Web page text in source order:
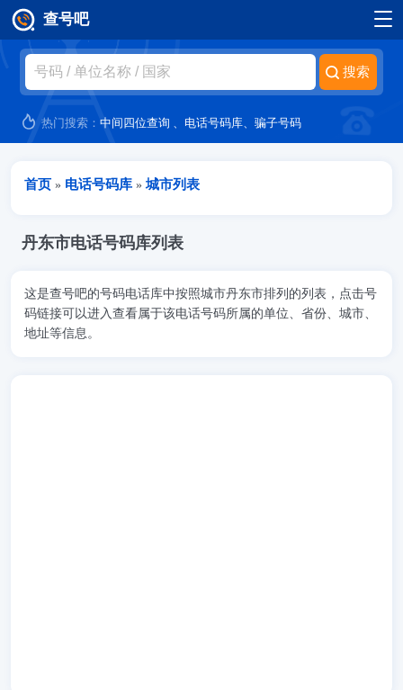
跳转到主要内容
查号吧
热门搜索：中间四位查询 、 电话号码库、骗子号码
当前位置
首页 » 电话号码库 »城市列表
丹东市电话号码库列表
这是查号吧的号码电话库中按照城市丹东市排列的列表，点击号
码链接可以进入查看属于该电话号码所属的单位、省份、城市、
地址等信息。